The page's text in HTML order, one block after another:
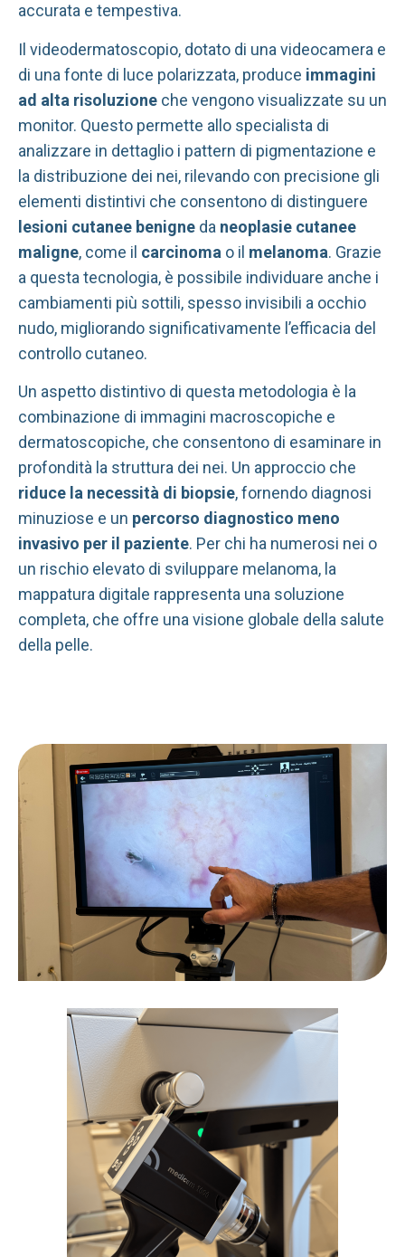
accurata e tempestiva.
Il videodermatoscopio, dotato di una videocamera e
di una fonte di luce polarizzata, produce immagini
ad alta risoluzione che vengono visualizzate su un
monitor. Questo permette allo specialista di
analizzare in dettaglio i pattern di pigmentazione e
la distribuzione dei nei, rilevando con precisione gli
elementi distintivi che consentono di distinguere
lesioni cutanee benigne da neoplasie cutanee
maligne, come il carcinoma o il melanoma. Grazie
a questa tecnologia, è possibile individuare anche i
cambiamenti più sottili, spesso invisibili a occhio
nudo, migliorando significativamente l’efficacia del
controllo cutaneo.
Un aspetto distintivo di questa metodologia è la
combinazione di immagini macroscopiche e
dermatoscopiche, che consentono di esaminare in
profondità la struttura dei nei. Un approccio che
riduce la necessità di biopsie, fornendo diagnosi
minuziose e un percorso diagnostico meno
invasivo per il paziente. Per chi ha numerosi nei o
un rischio elevato di sviluppare melanoma, la
mappatura digitale rappresenta una soluzione
completa, che offre una visione globale della salute
della pelle.